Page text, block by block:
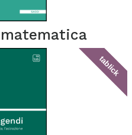
tablick